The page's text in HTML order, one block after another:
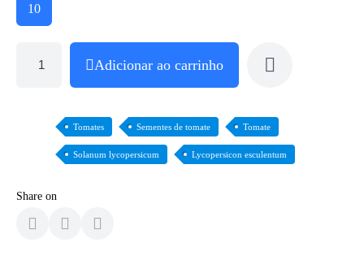
10
Adicionar ao carrinho
Tomates Sementes de tomate Tomate
Solanum lycopersicum Lycopersicon esculentum
Share on